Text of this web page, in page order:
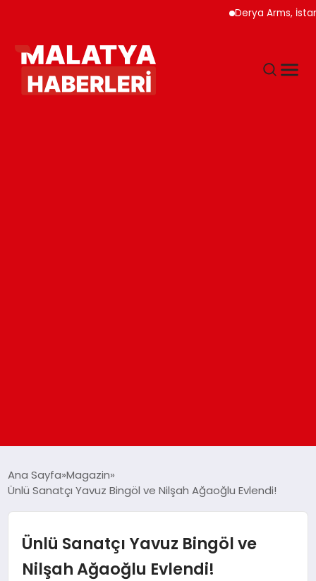
Derya Arms,
DÜNYA
Ana Sayfa Magazin
Ünlü Sanatçı Yavuz Bingöl ve Nilşah Ağaoğlu Evlendi!
Ünlü Sanatçı Yavuz Bingöl ve
Nilşah Ağaoğlu Evlendi!